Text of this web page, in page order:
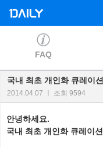
FAQ
국내 최초 개인화 큐레이
2014.04.07 ㅣ 조회 9594
안녕하세요.
국내 최초 개인화 큐레이